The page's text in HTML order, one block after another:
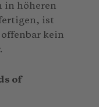
in höheren
ist
kein
of